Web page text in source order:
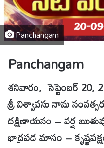
Panchangam
Panchangam
శనివారం, సెప్టెంబర్ 20,
శ్రీ విశ్వావసు నామ
దక్షిణాయనం – వర్ష
భాద్రపద మాసం –